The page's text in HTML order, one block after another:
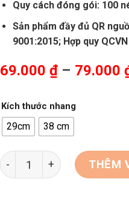
Quy cách đóng gói: 100
Sản phẩm đầy đủ QR
9001:2015; Hợp quy
69.000 ₫– 79.000
Kích thước nhang
29cm 38 cm
Nhang Trám Đen số lượng
THÊM